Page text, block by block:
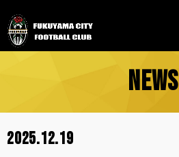
NEWS
2025.12.19